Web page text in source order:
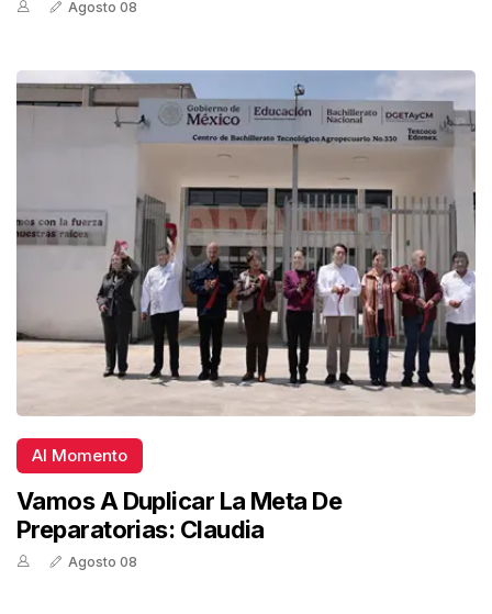
Agosto 08
Al Momento
Vamos A Duplicar La Meta De
Preparatorias: Claudia
Agosto 08